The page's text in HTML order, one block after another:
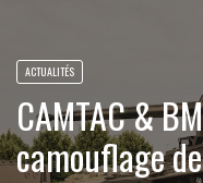
ACTUALITÉS
CAMTAC &
camouflage